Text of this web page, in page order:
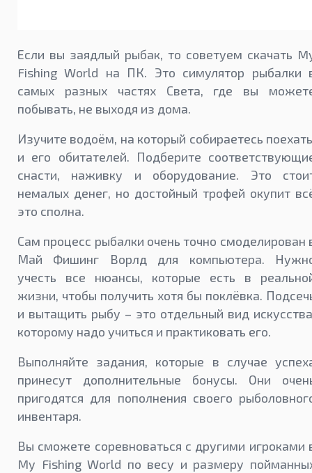
Если вы заядлый рыбак, то советуем скачать
Fishing World на ПК. Это симулятор рыбалки
самых разных частях Света, где вы
побывать, не выходя из дома.
Изучите водоём, на который собираетесь
и его обитателей. Подберите
снасти, наживку и оборудование. Это
немалых денег, но достойный трофей окупит
это сполна.
Сам процесс рыбалки очень точно смоделирован
Май Фишинг Ворлд для компьютера.
учесть все нюансы, которые есть в
жизни, чтобы получить хотя бы поклёвка.
и вытащить рыбу – это отдельный вид
которому надо учиться и практиковать его.
Выполняйте задания, которые в случае
принесут дополнительные бонусы. Они
пригодятся для пополнения своего
инвентаря.
Вы сможете соревноваться с другими игроками
My Fishing World по весу и размеру